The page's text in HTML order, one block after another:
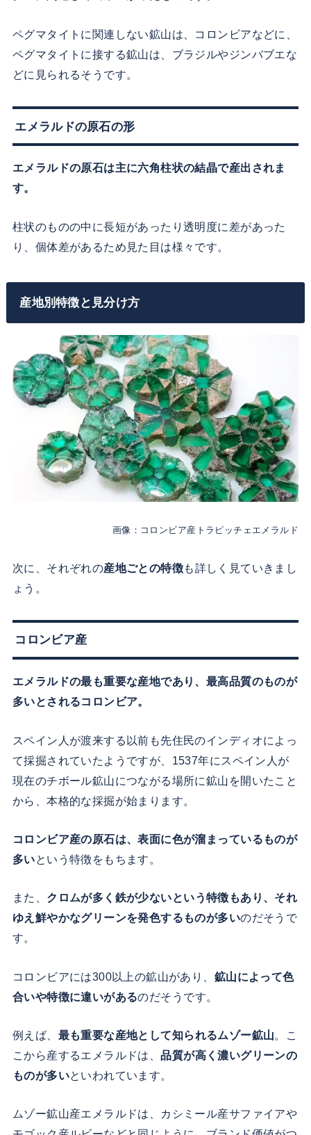
ペグマタイトに関連しない鉱山は、コロンビアなどに、
ペグマタイトに接する鉱山は、ブラジルやジンバブエな
どに見られるそうです。
エメラルドの原石の形
エメラルドの原石は主に六角柱状の結晶で産出されま
す。
柱状のものの中に長短があったり透明度に差があった
り、個体差があるため見た目は様々です。
産地別特徴と見分け方
画像：コロンビア産トラピッチェエメラルド
次に、それぞれの産地ごとの特徴も詳しく見ていきまし
ょう。
コロンビア産
エメラルドの最も重要な産地であり、最高品質のものが
多いとされるコロンビア。
スペイン人が渡来する以前も先住民のインディオによっ
て採掘されていたようですが、1537年にスペイン人が
現在のチボール鉱山につながる場所に鉱山を開いたこと
から、本格的な採掘が始まります。
コロンビア産の原石は、表面に色が溜まっているものが
多いという特徴をもちます。
また、 クロムが多く鉄が少ないという特徴もあり、それ
ゆえ鮮やかなグリーンを発色するものが多いのだそうで
す。
コロンビアには300以上の鉱山があり、 鉱山によって色
合いや特徴に違いがあるのだそうです。
例えば、 最も重要な産地として知られるムゾー鉱山。こ
こから産するエメラルドは、品質が高く濃いグリーンの
ものが多いといわれています。
ムゾー鉱山産エメラルドは、カシミール産サファイアや